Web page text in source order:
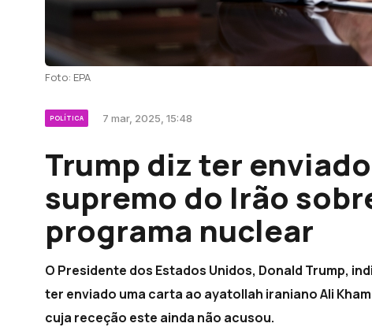
Foto: EPA
POLÍTICA 7 mar, 2025, 15:48
Trump diz ter
supremo do Irão
programa nuclear
O Presidente dos Estados Unidos, Donald Trump,
ter enviado uma carta ao ayatollah iraniano Ali
cuja receção este ainda não acusou.